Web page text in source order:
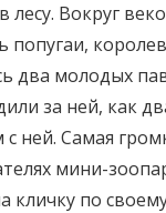
лесу. Вокруг
попугаи,
два молодых
за ней, как
ней. Самая
мини-
кличку по